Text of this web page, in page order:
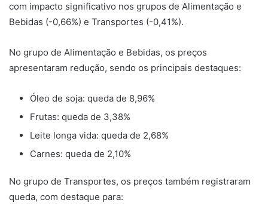
com impacto significativo nos grupos de Alimentação e
Bebidas (-0,66%) e Transportes (-0,41%).
No grupo de Alimentação e Bebidas, os preços
apresentaram redução, sendo os principais destaques:
Óleo de soja: queda de 8,96%
Frutas: queda de 3,38%
Leite longa vida: queda de 2,68%
Carnes: queda de 2,10%
No grupo de Transportes, os preços também registraram
queda, com destaque para: